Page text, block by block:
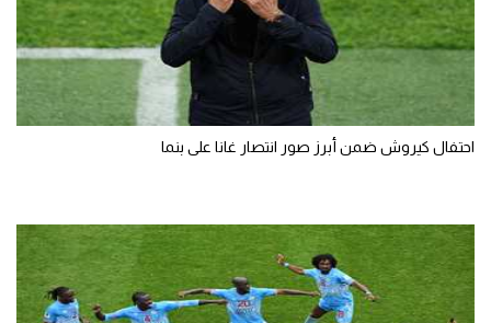
احتفال كيروش ضمن أبرز صور انتصار غانا على بنما